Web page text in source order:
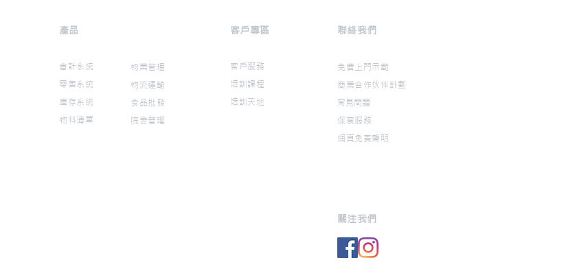
​產品 ​客戶專區 ​聯絡我們
會計系統
零售系統
庫存系統
物料清單​​
物業管理
物流運輸
食品批發
院舍管理​​
客戶服務
培訓課程
培訓天地​
免費上門示範
商業合作伙伴計劃
常見問題
保養服務
網頁免責聲明
關注我們